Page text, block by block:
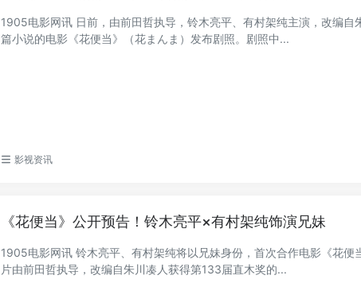
1905电影网讯 日前，由前田哲执导，铃木亮平、有村架纯主演，改编自
篇小说的电影《花便当》（花まんま）发布剧照。剧照中...
影视资讯
《花便当》公开预告！铃木亮平×有村架纯饰演兄妹
1905电影网讯 铃木亮平、有村架纯将以兄妹身份，首次合作电影《花便
片由前田哲执导，改编自朱川凑人获得第133届直木奖的...